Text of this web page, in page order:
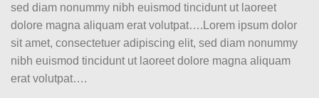
sed diam nonummy nibh euismod tincidunt ut laoreet
dolore magna aliquam erat volutpat….Lorem ipsum dolor
sit amet, consectetuer adipiscing elit, sed diam nonummy
nibh euismod tincidunt ut laoreet dolore magna aliquam
erat volutpat….